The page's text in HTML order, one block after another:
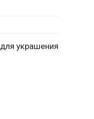
для украшения